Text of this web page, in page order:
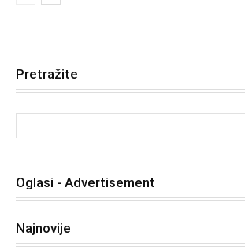
Pretražite
Oglasi - Advertisement
Najnovije